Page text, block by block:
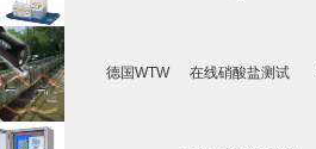
德国WTW 在线硝酸盐测试